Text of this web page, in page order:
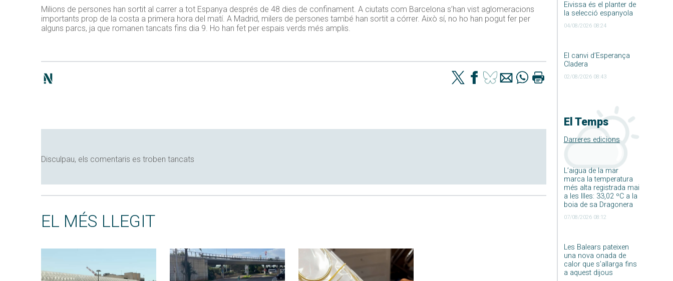
Eivissa és el planter de
la selecció espanyola
04/08/2026 08:24
El canvi d’Esperança
Cladera
02/08/2026 08:43
El Temps
Darreres edicions
L’aigua de la mar
marca la temperatura
més alta registrada mai
a les Illes: 33,02 ºC a la
boia de sa Dragonera
07/08/2026 08:12
Les Balears pateixen
una nova onada de
calor que s’allarga fins
a aquest dijous
Milions de persones han sortit al carrer a tot Espanya després de 48 dies de confinament. A ciutats com Barcelona s’han vist aglomeracions
importants prop de la costa a primera hora del matí. A Madrid, milers de persones també han sortit a córrer. Això sí, no ho han pogut fer per
alguns parcs, ja que romanen tancats fins dia 9. Ho han fet per espais verds més amplis.
Disculpau, els comentaris es troben tancats
EL MÉS LLEGIT